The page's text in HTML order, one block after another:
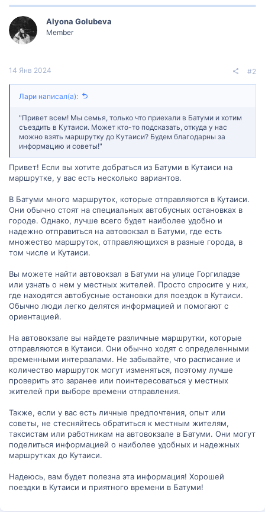
Alyona Golubeva
Member
14 Янв 2024 #2
Лари написал(а):
"Привет всем! Мы семья, только что приехали в Батуми и хотим
съездить в Кутаиси. Может кто-то подсказать, откуда у нас
можно взять маршрутку до Кутаиси? Будем благодарны за
информацию и советы!"
Привет! Если вы хотите добраться из Батуми в Кутаиси на
маршрутке, у вас есть несколько вариантов.
В Батуми много маршруток, которые отправляются в Кутаиси.
Они обычно стоят на специальных автобусных остановках в
городе. Однако, лучше всего будет наиболее удобно и
надежно отправиться на автовокзал в Батуми, где есть
множество маршруток, отправляющихся в разные города, в
том числе и Кутаиси.
Вы можете найти автовокзал в Батуми на улице Горгиладзе
или узнать о нем у местных жителей. Просто спросите у них,
где находятся автобусные остановки для поездок в Кутаиси.
Обычно люди легко делятся информацией и помогают с
ориентацией.
На автовокзале вы найдете различные маршрутки, которые
отправляются в Кутаиси. Они обычно ходят с определенными
временными интервалами. Не забывайте, что расписание и
количество маршруток могут изменяться, поэтому лучше
проверить это заранее или поинтересоваться у местных
жителей при выборе времени отправления.
Также, если у вас есть личные предпочтения, опыт или
советы, не стесняйтесь обратиться к местным жителям,
таксистам или работникам на автовокзале в Батуми. Они могут
поделиться информацией о наиболее удобных и надежных
маршрутках до Кутаиси.
Надеюсь, вам будет полезна эта информация! Хорошей
поездки в Кутаиси и приятного времени в Батуми!